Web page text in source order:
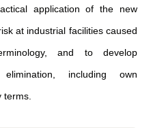
application of the new
at industrial facilities caused
and to develop
including own